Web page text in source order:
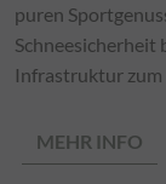
puren
Schneesicherheit
Infrastruktur zum
MEHR INFO